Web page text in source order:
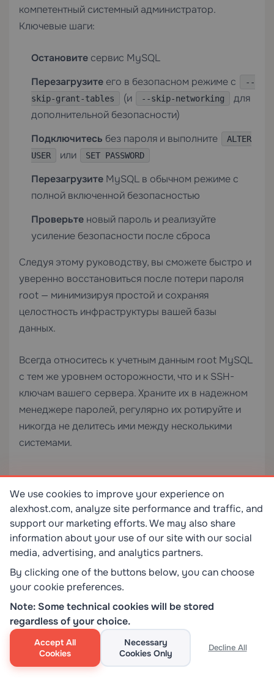
компетентный системный администратор.
Ключевые шаги:
Остановите сервис MySQL
Перезагрузите его в безопасном режиме с
--
skip-grant-tables
(и --skip-networking
для
дополнительной безопасности)
Подключитесь без пароля и выполните
ALTER
USER
или SET PASSWORD
Перезагрузите MySQL в обычном режиме с
полной включенной безопасностью
Проверьте новый пароль и реализуйте
усиление безопасности после сброса
Следуя этому руководству, вы сможете быстро и
уверенно восстановиться после потери пароля
root — минимизируя простой и сохраняя
целостность инфраструктуры вашей базы
данных.
Всегда относитесь к учетным данным root MySQL
с тем же уровнем осторожности, что и к SSH-
ключам вашего сервера. Храните их в надежном
менеджере паролей, регулярно их ротируйте и
никогда не делитесь ими между несколькими
системами.
0 0
СЭКОНОМЬТЕ
ИСПОЛЬЗУЙТЕ КОД:
Связанные часто
задаваемые
We use cookies to improve your experience on
alexhost.com, analyze site performance and traffic, and
support our marketing efforts. We may also share
information about your use of our site with our social
media, advertising, and analytics partners.
By clicking one of the buttons below, you can choose
your cookie preferences.
Note: Some technical cookies will be stored
regardless of your choice.
Accept All
Cookies
Necessary
Cookies Only
Decline All